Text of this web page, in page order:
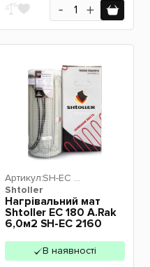
Shtoller
Артикул:SH-EC 2
Нагрівальний мат
Shtoller EC 180 A.Rak
6,0м2 SH-EC 2160
В наявності